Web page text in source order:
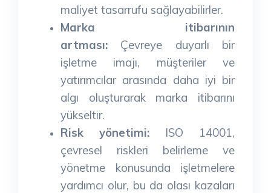
maliyet tasarrufu sağlayabilirler.
Marka itibarının
artması: Çevreye duyarlı bir
işletme imajı, müşteriler ve
yatırımcılar arasında daha iyi bir
algı oluşturarak marka itibarını
yükseltir.
Risk yönetimi: ISO 14001,
çevresel riskleri belirleme ve
yönetme konusunda işletmelere
yardımcı olur, bu da olası kazaları